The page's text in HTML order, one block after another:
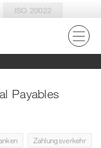
ISO 20022
Payables
Zahlungsverkehr